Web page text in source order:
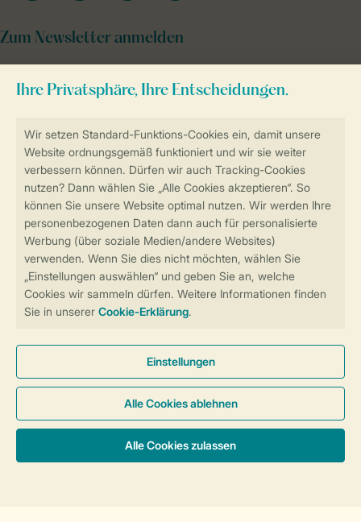
Sicherstellung Deiner Privatsphäre
Sicher und schnell zur Online-Buchung
Sichere Datenübertragung
Sicheres Bezahlen
Zum Newsletter anmelden
Cookies und Banner
Barrierefreiheit
© 2026 Landal GreenParks GmbH